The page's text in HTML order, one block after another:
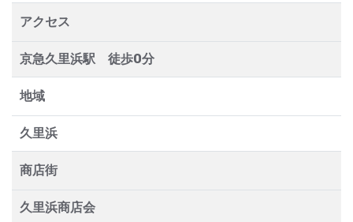
アクセス
京急久里浜駅 徒歩0分
地域
久里浜
商店街
久里浜商店会